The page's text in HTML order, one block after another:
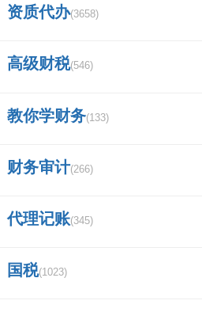
加入过？
证券交易APP哪个
证券法的读音？
资质代办(3658)
高级财税(546)
教你学财务(133)
财务审计(266)
代理记账(345)
国税(1023)